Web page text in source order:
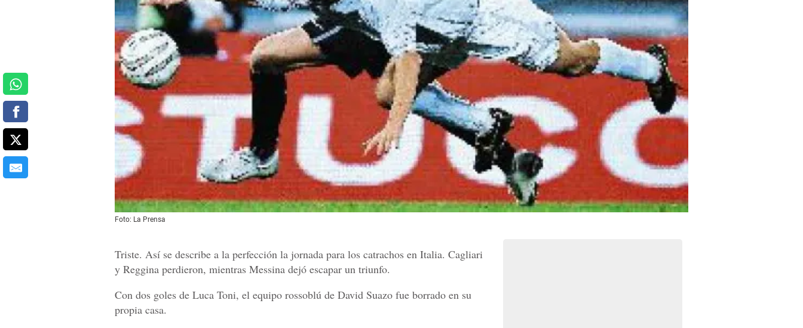
Foto: La Prensa
Triste. Así se describe a la perfección la jornada para los catrachos en Italia. Cagliari
y Reggina perdieron, mientras Messina dejó escapar un triunfo.
Con dos goles de Luca Toni, el equipo rossoblú de David Suazo fue borrado en su
propia casa.